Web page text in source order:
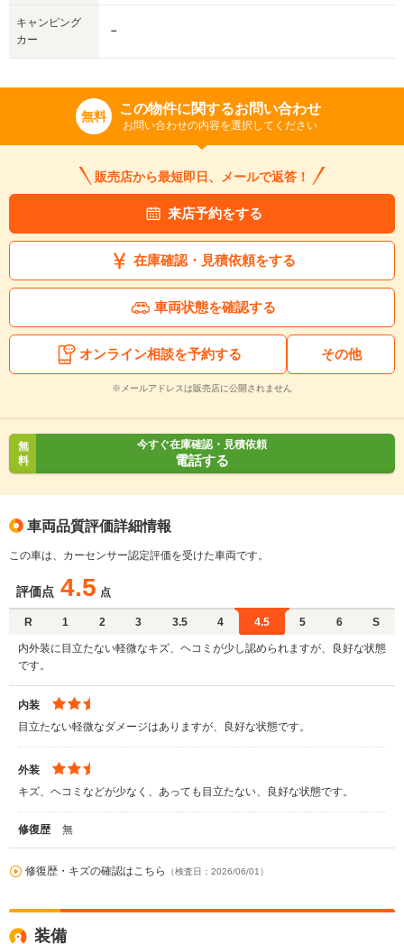
キャンピング
カー
－
無料 この物件に関するお問い合わせ
お問い合わせの内容を選択してください
販売店から最短即日、メールで返答！
来店予約をする
在庫確認・見積依頼をする
車両状態を確認する
オンライン相談を予約する その他
※メールアドレスは販売店に公開されません
無
料
今すぐ在庫確認・見積依頼
電話する
車両品質評価詳細情報
この車は、カーセンサー認定評価を受けた車両です。
評価点 4.5 点
R 1 2 3 3.5 4 4.5 5 6 S
内外装に目立たない軽微なキズ、ヘコミが少し認められますが、良好な状態
です。
内装
目立たない軽微なダメージはありますが、良好な状態です。
外装
キズ、ヘコミなどが少なく、あっても目立たない、良好な状態です。
修復歴 無
修復歴・キズの確認はこちら （検査日：2026/06/01）
装備